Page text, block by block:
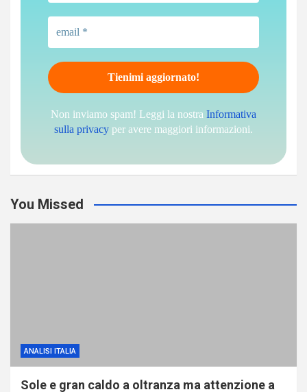
Non inviamo spam! Leggi la nostra Informativa
sulla privacy per avere maggiori informazioni.
You Missed
ANALISI ITALIA
Sole e gran caldo a oltranza ma attenzione a